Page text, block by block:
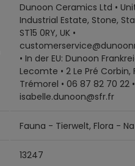
Dunoon Ceramics Ltd •
Industrial Estate, Stone,
ST15 0RY, UK •
• In der EU: Dunoon
Lecomte • 2 Le Pré Corbin,
Trémorel • 06 87 82 70 22 •
isabelle.dunoon@sfr.fr
Fauna - Tierwelt, Flora -
13247